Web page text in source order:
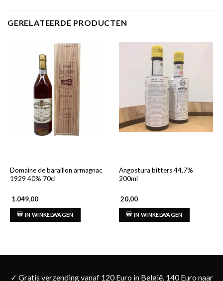
GERELATEERDE PRODUCTEN
Domaine de baraillon armagnac
1929 40% 70cl
1.049,00
IN WINKELWAGEN
Angostura bitters 44,7%
200ml
20,00
IN WINKELWAGEN
✓ Gratis verzending vanaf 120 Euro in België. 140 Euro naar